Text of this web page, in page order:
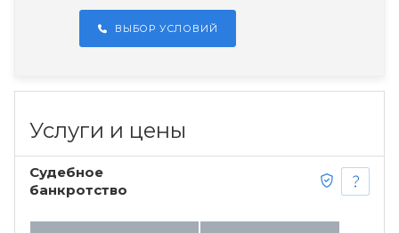
ВЫБОР УСЛОВИЙ
Услуги и цены
Судебное
банкротство